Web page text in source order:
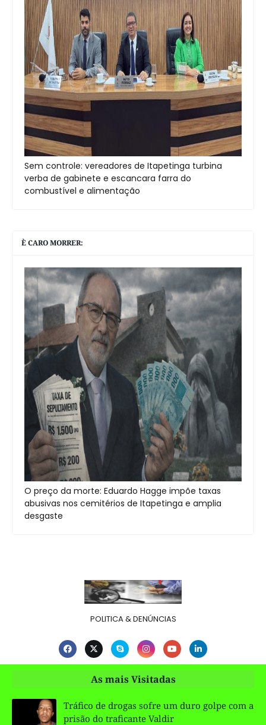
Sem controle: vereadores de Itapetinga turbina
verba de gabinete e escancara farra do
combustível e alimentação
È CARO MORRER:
O preço da morte: Eduardo Hagge impõe taxas
abusivas nos cemitérios de Itapetinga e amplia
desgaste
POLITICA & DENÚNCIAS
As mais Visitadas
Tráfico de drogas sofre um duro golpe com a
prisão do traficante Valdir